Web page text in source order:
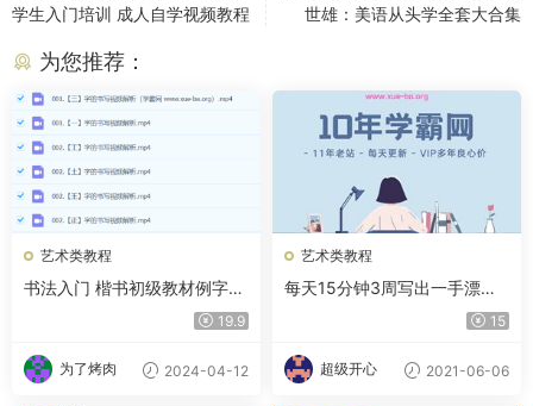
学生入门培训 成人自学视频教程
世雄：美语从头学全套大合集
为您推荐：
艺术类教程
书法入门 楷书初级教材例字视
19.9
为了烤肉 2024-04-12
艺术类教程
每天15分钟3周写出一手漂亮
15
超级开心 2021-06-06